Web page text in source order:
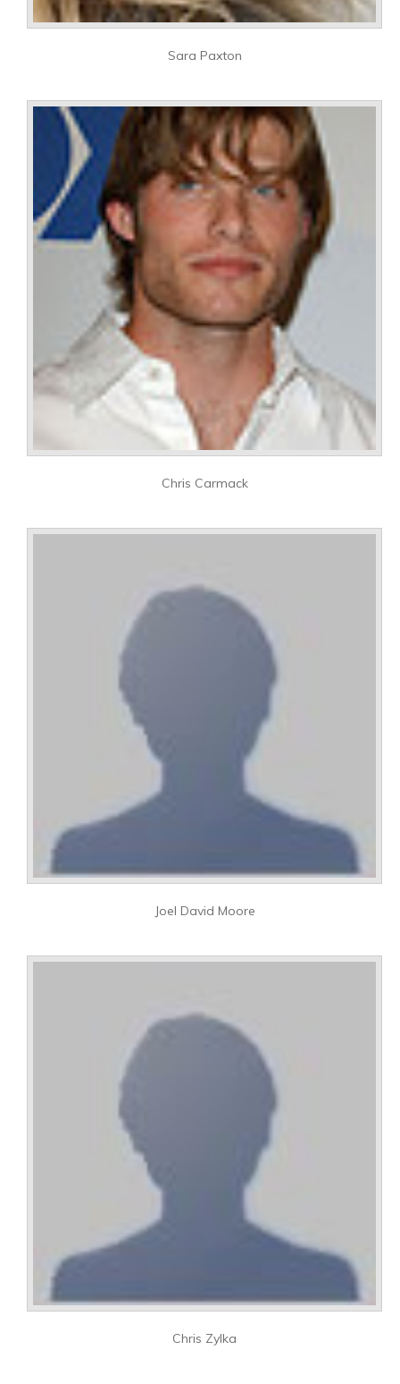
Sara Paxton
Chris Carmack
Joel David Moore
Chris Zylka